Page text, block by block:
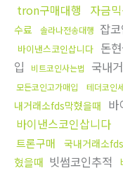
tron구매대행 자금
수료
솔라나전송대행 잡
바이낸스코인삽니다 돈
입
비트코인사는법 국내
모든코인고가매입 테더코인
내거래소fds막혔을때 바
바이낸스코인삽니다
트론구매 국내거래소
혔을때 빗썸코인추적